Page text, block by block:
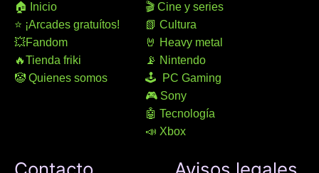
🏠 Inicio
⭐ ¡Arcades gratuítos!
💥Fandom
🔥Tienda friki
🤡 Quienes somos
🎬 Cine y series
📗 Cultura
🤘 Heavy metal
📡 Nintendo
🕹 PC Gaming
🎮 Sony
🤖 Tecnología
📣 Xbox